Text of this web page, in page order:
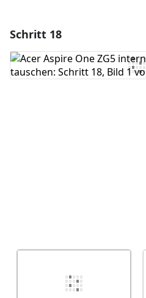
Kommentar hinzufügen
Schritt 18